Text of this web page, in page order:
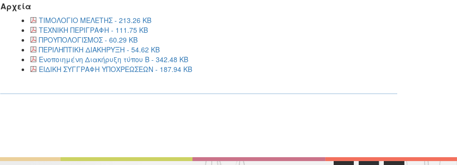
Αρχεία
ΤΙΜΟΛΟΓΙΟ ΜΕΛΕΤΗΣ - 213.26 KB
ΤΕΧΝΙΚΗ ΠΕΡΙΓΡΑΦΗ - 111.75 KB
ΠΡΟΥΠΟΛΟΓΙΣΜΟΣ - 60.29 KB
ΠΕΡΙΛΗΠΤΙΚΗ ΔΙΑΚΗΡΥΞΗ - 54.62 KB
Ενοποιημένη Διακήρυξη τύπου Β - 342.48 KB
ΕΙΔΙΚΗ ΣΥΓΓΡΑΦΗ ΥΠΟΧΡΕΩΣΕΩΝ - 187.94 KB